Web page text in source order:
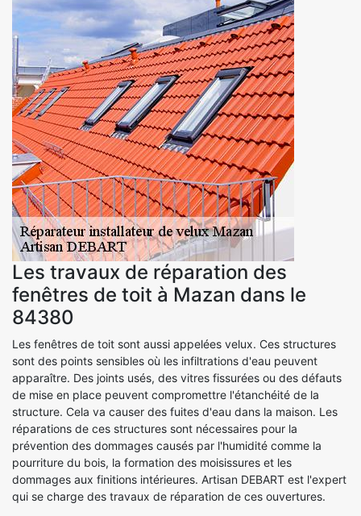
Les travaux de réparation des
fenêtres de toit à Mazan dans le
84380
Les fenêtres de toit sont aussi appelées velux. Ces structures
sont des points sensibles où les infiltrations d'eau peuvent
apparaître. Des joints usés, des vitres fissurées ou des défauts
de mise en place peuvent compromettre l'étanchéité de la
structure. Cela va causer des fuites d'eau dans la maison. Les
réparations de ces structures sont nécessaires pour la
prévention des dommages causés par l'humidité comme la
pourriture du bois, la formation des moisissures et les
dommages aux finitions intérieures. Artisan DEBART est l'expert
qui se charge des travaux de réparation de ces ouvertures.